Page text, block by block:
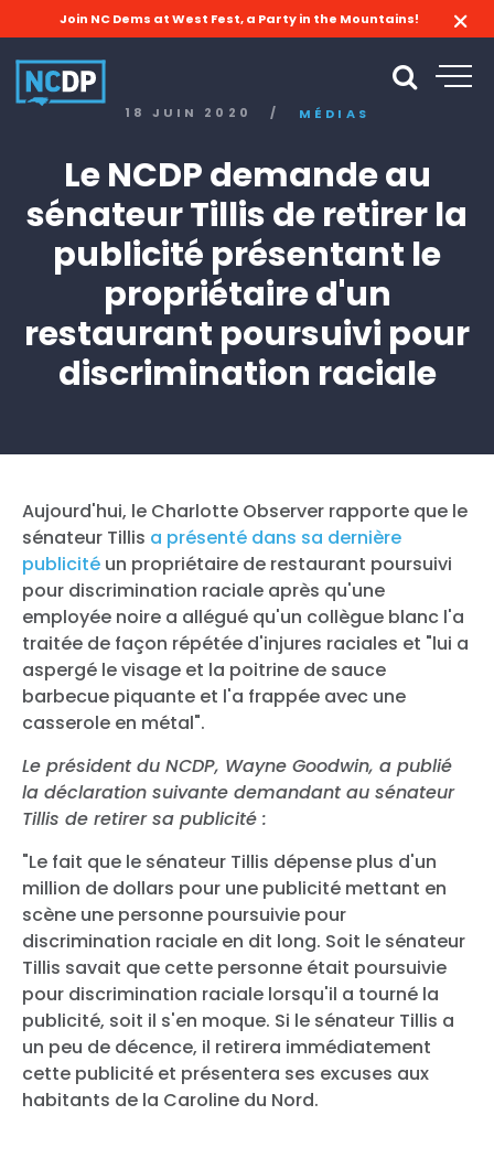
Join NC Dems at West Fest, a Party in the Mountains!
18 JUIN 2020 / MÉDIAS
Le NCDP demande au
sénateur Tillis de retirer la
publicité présentant le
propriétaire d'un
restaurant poursuivi pour
discrimination raciale
Aujourd'hui, le Charlotte Observer rapporte que le
sénateur Tillis a présenté dans sa dernière
publicité un propriétaire de restaurant poursuivi
pour discrimination raciale après qu'une
employée noire a allégué qu'un collègue blanc l'a
traitée de façon répétée d'injures raciales et "lui a
aspergé le visage et la poitrine de sauce
barbecue piquante et l'a frappée avec une
casserole en métal".
Le président du NCDP, Wayne Goodwin, a publié
la déclaration suivante demandant au sénateur
Tillis de retirer sa publicité :
"Le fait que le sénateur Tillis dépense plus d'un
million de dollars pour une publicité mettant en
scène une personne poursuivie pour
discrimination raciale en dit long. Soit le sénateur
Tillis savait que cette personne était poursuivie
pour discrimination raciale lorsqu'il a tourné la
publicité, soit il s'en moque. Si le sénateur Tillis a
un peu de décence, il retirera immédiatement
cette publicité et présentera ses excuses aux
habitants de la Caroline du Nord.